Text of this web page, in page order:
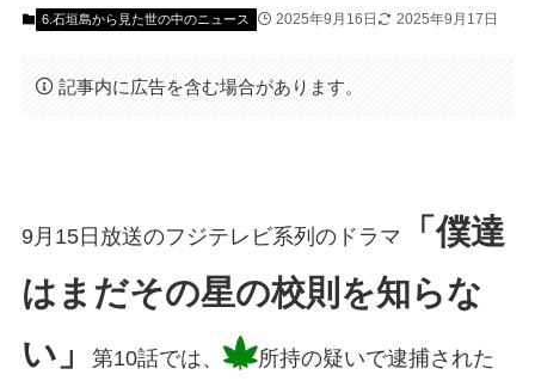
6.石垣島から見た世の中のニュース 2025年9月16日 2025年9月17日
記事内に広告を含む場合があります。
9月15日放送のフジテレビ系列のドラマ
「僕達
はまだその星の校則を知らな
い」
第10話では、
所持の疑いで逮捕された